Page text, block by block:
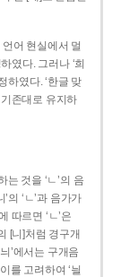
언어 현실에서 멀
였다. 그러나 ‘희
하였다. ‘한글 맞
존대로 유지하
는 것을 ‘ㄴ’의 음
의 ‘ㄴ’과 음가가
따르면 ‘ㄴ’은
[니]처럼 경구개
’에서는 구개음
를 고려하여 ‘늴